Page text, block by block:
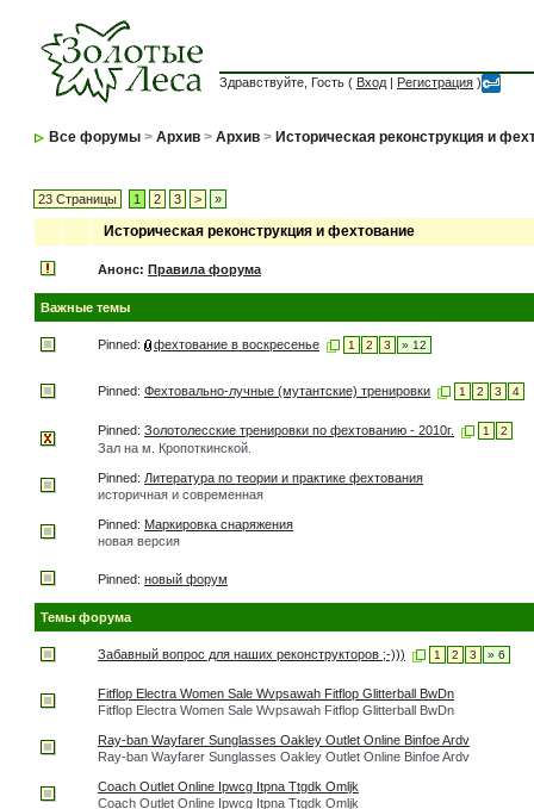
Здравствуйте, Гость ( Вход | Регистрация )
Все форумы > Архив > Архив > Историческая реконструкция и
23 Страницы 1 2 3 > »
Историческая реконструкция и фехтование
Анонс: Правила форума
Важные темы
Pinned: фехтование в воскресенье 1 2 3 » 12
Pinned: Фехтовально-лучные (мутантские) тренировки 1 2 3 4
Pinned: Золотолесские тренировки по фехтованию - 2010г. 1 2
Зал на м. Кропоткинской.
Pinned: Литература по теории и практике фехтования
историчная и современная
Pinned: Маркировка снаряжения
новая версия
Pinned: новый форум
Темы форума
Забавный вопрос для наших реконструкторов ;-))) 1 2 3 » 6
Fitflop Electra Women Sale Wvpsawah Fitflop Glitterball BwDn
Fitflop Electra Women Sale Wvpsawah Fitflop Glitterball BwDn
Ray-ban Wayfarer Sunglasses Oakley Outlet Online Binfoe Ardv
Ray-ban Wayfarer Sunglasses Oakley Outlet Online Binfoe Ardv
Coach Outlet Online Ipwcg Itpna Ttgdk Omljk
Coach Outlet Online Ipwcg Itpna Ttgdk Omljk